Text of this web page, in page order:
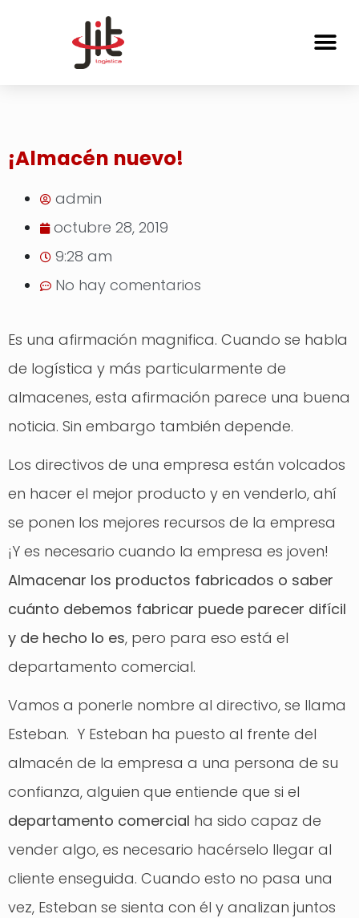
¡Almacén nuevo!
admin
octubre 28, 2019
9:28 am
No hay comentarios
Es una afirmación magnifica. Cuando se habla
de logística y más particularmente de
almacenes, esta afirmación parece una buena
noticia. Sin embargo también depende.
Los directivos de una empresa están volcados
en hacer el mejor producto y en venderlo, ahí
se ponen los mejores recursos de la empresa
¡Y es necesario cuando la empresa es joven!
Almacenar los productos fabricados o saber
cuánto debemos fabricar puede parecer difícil
y de hecho lo es, pero para eso está el
departamento comercial.
Vamos a ponerle nombre al directivo, se llama
Esteban. Y Esteban ha puesto al frente del
almacén de la empresa a una persona de su
confianza, alguien que entiende que si el
departamento comercial ha sido capaz de
vender algo, es necesario hacérselo llegar al
cliente enseguida. Cuando esto no pasa una
vez, Esteban se sienta con él y analizan juntos